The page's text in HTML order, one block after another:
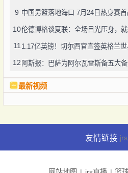
9 中国男篮落地海口 7月24日热身赛
10伦德博格谈夏联：全场目光压身，
11 1.17亿英镑！切尔西官宣签英格兰
12 阿斯报：巴萨为阿尔瓦雷斯备五大
最新视频
友情链接